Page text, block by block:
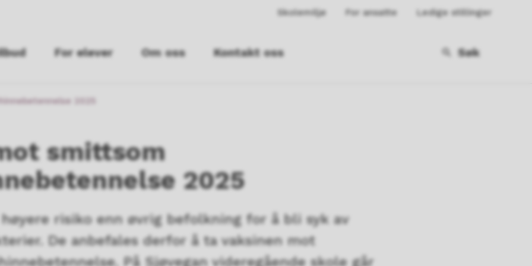
Skolemiljø For ansatte Ledige stillinger
For elever Om oss Kontakt oss Søk
2025
smittsom
2025
risiko enn øvrig befolkning for å bli syk av
De anbefales derfor å ta vaksinen mot
På Sjøvegan videregående skole går